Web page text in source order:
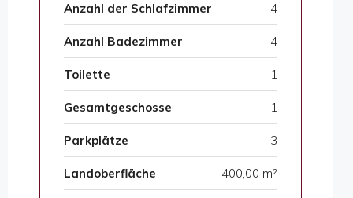
Anzahl der Schlafzimmer 4
Anzahl Badezimmer 4
Toilette 1
Gesamtgeschosse 1
Parkplätze 3
Landoberfläche 400,00 m²